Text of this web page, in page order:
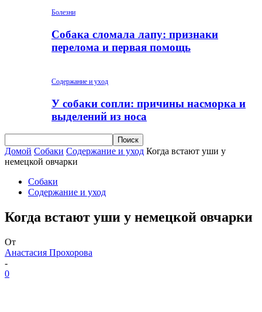
Болезни
Собака сломала лапу: признаки
перелома и первая помощь
Содержание и уход
У собаки сопли: причины насморка и
выделений из носа
Домой Собаки Содержание и уход Когда встают уши у
немецкой овчарки
Собаки
Содержание и уход
Когда встают уши у немецкой овчарки
От
Анастасия Прохорова
-
0